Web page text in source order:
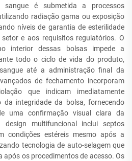
é submetida a processos
radiação gama ou exposição
níveis de garantia de esterilidade
e aos requisitos regulatórios. O
interior dessas bolsas impede a
todo o ciclo de vida do produto,
até a administração final da
de fechamento incorporam
que indicam imediatamente
da integridade da bolsa, fornecendo
uma confirmação visual clara da
multifuncional inclui septos
condições estéreis mesmo após a
tecnologia de auto-selagem que
após os procedimentos de acesso. Os